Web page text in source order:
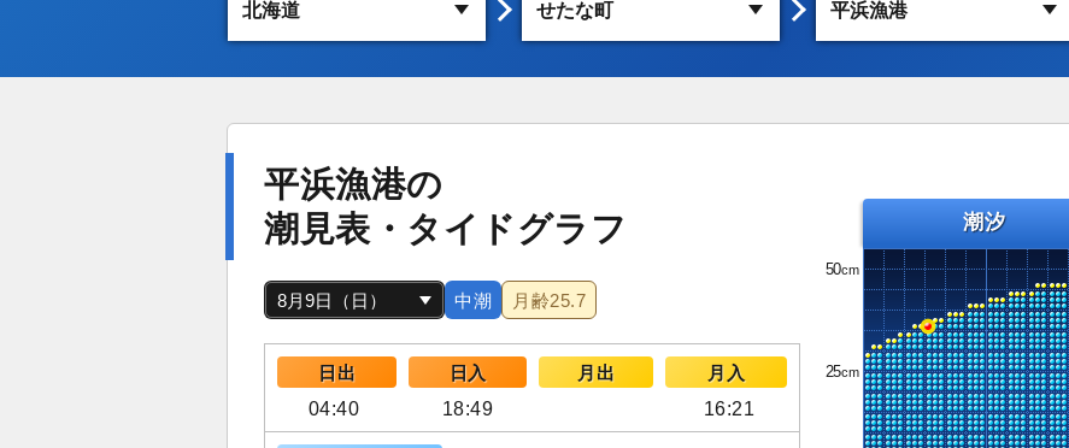
平浜漁港の
潮見表・タイドグラフ
中潮 月齢25.7
日出 日入 月出
月入
04:40
18:49 16:21
潮汐
50
25